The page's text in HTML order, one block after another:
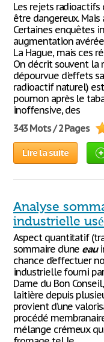
Les rejets radioactifs
être dangereux.
Certaines enquêtes
augmentation
La Hague, mais ces
On décrit souvent
dépourvue d'effets
radioactif naturel)
poumon après le
inoffensive, des
343 Mots / 2 Pages
Lire la suite
Analyse
industrielle
Aspect quantitatif
sommaire d’une eau
chance d’effectuer
industrielle fourni
Dame du Bon
laitière depuis
provient d’une
procédé
mélange crémeux